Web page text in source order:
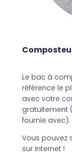
Le bac à
référence le
avec votre
gratuitement
fournie avec).
Vous pouvez
sur Internet !